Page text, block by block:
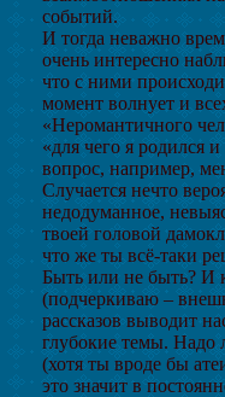
событий.
И тогда неважно
очень интересно
что с ними
момент волнует и
«Неромантичного
«для чего я родился
вопрос, например,
Случается нечто
недодуманное,
твоей головой
что же ты всё-таки
Быть или не быть? И
(подчеркиваю –
рассказов выводит
глубокие темы. Надо
(хотя ты вроде бы
это значит в